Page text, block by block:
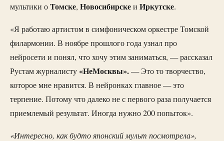
мультики оТомске, Новосибирскеи Иркутске.
«Я работаю артистом в симфоническом оркестре Томской
филармонии. В ноябре прошлого года узнал про
нейросети и понял, что хочу этим заниматься, — рассказал
Рустам журналисту«НеМосквы».— Это то творчество,
которое мне нравится. В нейронках главное — это
терпение. Потому что далеко не с первого раза получается
приемлемый результат. Иногда нужно 200 попыток».
«Интересно, как будто японский мульт посмотрела»,